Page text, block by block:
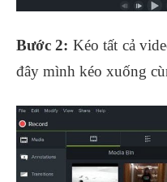
Bước 2: Kéo tất cả
đây mình kéo xuống